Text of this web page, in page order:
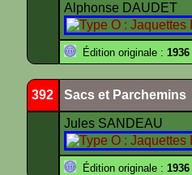
Alphonse DAUDET
Édition originale : 1936
392 Sacs et Parchemins
Jules SANDEAU
Édition originale : 1936